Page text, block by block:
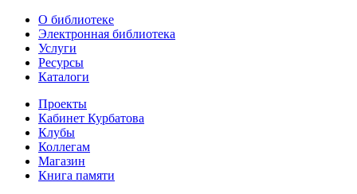
О библиотеке
Электронная библиотека
Услуги
Ресурсы
Каталоги
Проекты
Кабинет Курбатова
Клубы
Коллегам
Магазин
Книга памяти